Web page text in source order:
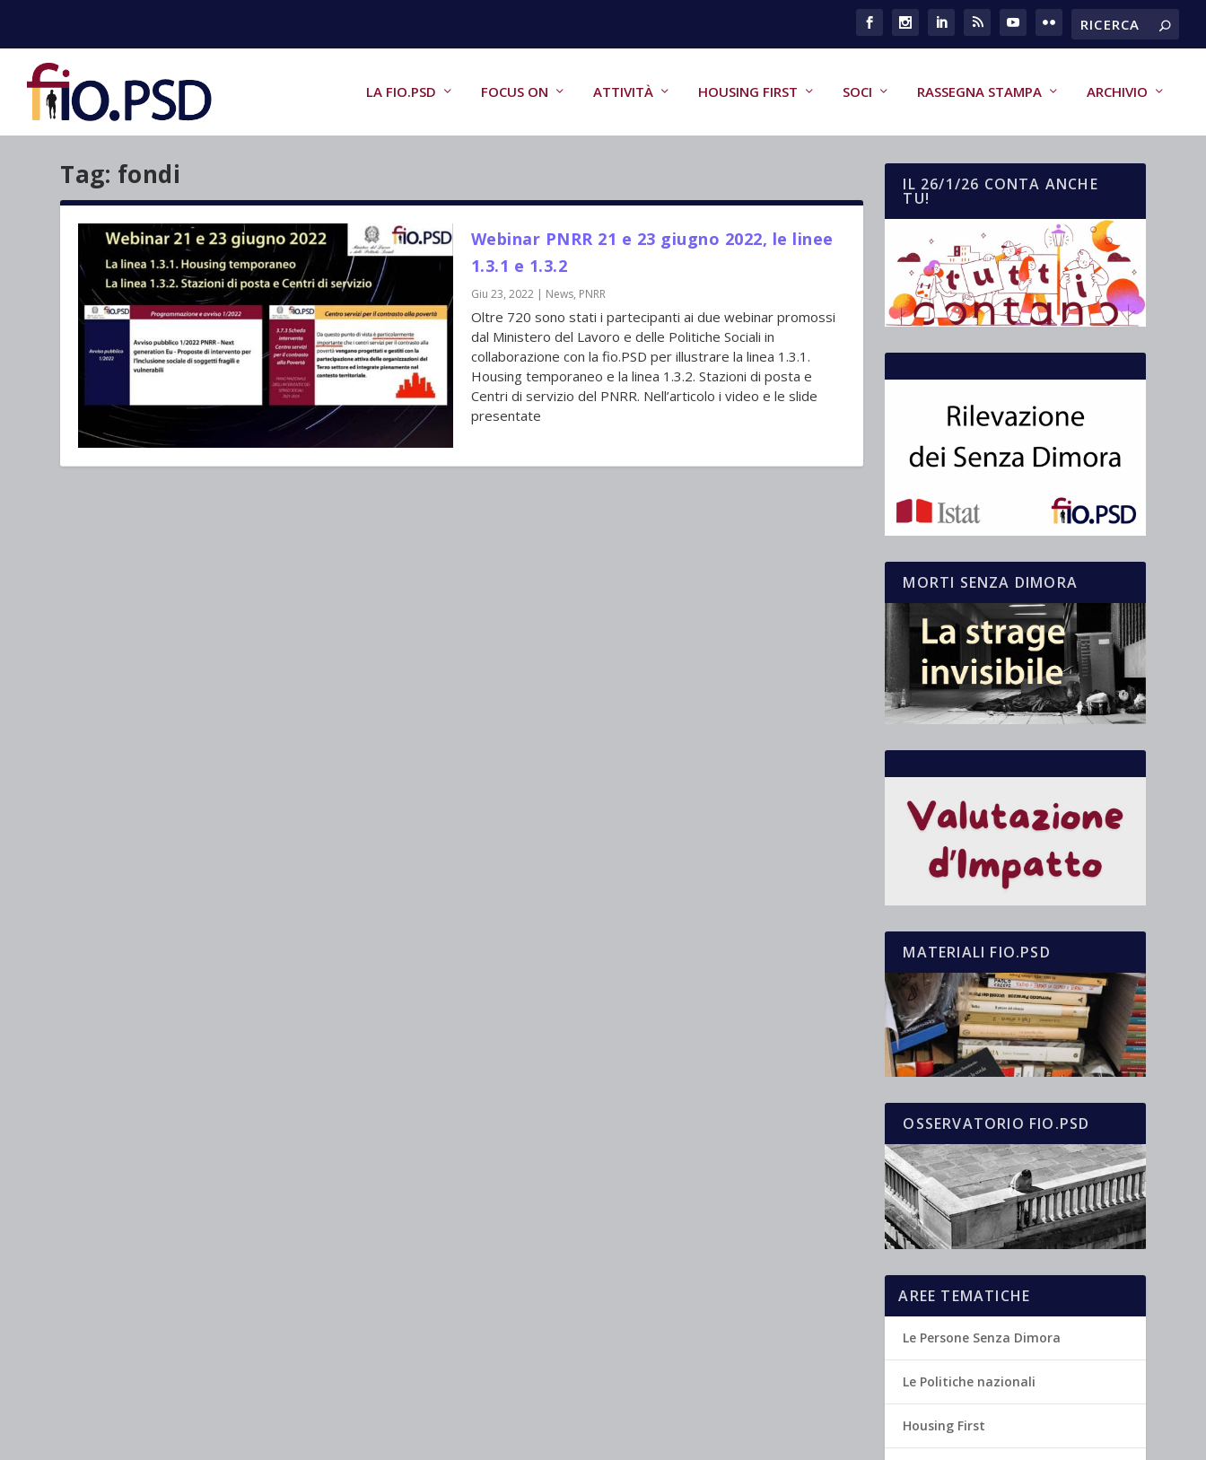
LA FIO.PSD FOCUS ON ATTIVITÀ HOUSING FIRST SOCI RASSEGNA STAMPA ARCHIVIO
Tag: fondi
Webinar PNRR 21 e 23 giugno 2022, le linee
1.3.1 e 1.3.2
Giu 23, 2022| News, PNRR
Oltre 720 sono stati i partecipanti ai due webinar promossi
dal Ministero del Lavoro e delle Politiche Sociali in
collaborazione con la fio.PSD per illustrare la linea 1.3.1.
Housing temporaneo e la linea 1.3.2. Stazioni di posta e
Centri di servizio del PNRR. Nell’articolo i video e le slide
presentate
IL 26/1/26 CONTA ANCHE
TU!
MORTI SENZA DIMORA
MATERIALI FIO.PSD
OSSERVATORIO FIO.PSD
AREE TEMATICHE
Le Persone Senza Dimora
Le Politiche nazionali
Housing First